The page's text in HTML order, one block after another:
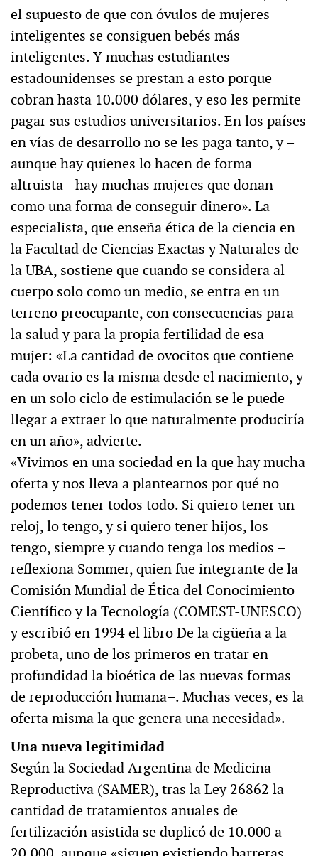
el supuesto de que con óvulos de mujeres
inteligentes se consiguen bebés más
inteligentes. Y muchas estudiantes
estadounidenses se prestan a esto porque
cobran hasta 10.000 dólares, y eso les permite
pagar sus estudios universitarios. En los países
en vías de desarrollo no se les paga tanto, y –
aunque hay quienes lo hacen de forma
altruista– hay muchas mujeres que donan
como una forma de conseguir dinero». La
especialista, que enseña ética de la ciencia en
la Facultad de Ciencias Exactas y Naturales de
la UBA, sostiene que cuando se considera al
cuerpo solo como un medio, se entra en un
terreno preocupante, con consecuencias para
la salud y para la propia fertilidad de esa
mujer: «La cantidad de ovocitos que contiene
cada ovario es la misma desde el nacimiento, y
en un solo ciclo de estimulación se le puede
llegar a extraer lo que naturalmente produciría
en un año», advierte.
«Vivimos en una sociedad en la que hay mucha
oferta y nos lleva a plantearnos por qué no
podemos tener todos todo. Si quiero tener un
reloj, lo tengo, y si quiero tener hijos, los
tengo, siempre y cuando tenga los medios –
reflexiona Sommer, quien fue integrante de la
Comisión Mundial de Ética del Conocimiento
Científico y la Tecnología (COMEST-UNESCO)
y escribió en 1994 el libro De la cigüeña a la
probeta, uno de los primeros en tratar en
profundidad la bioética de las nuevas formas
de reproducción humana–. Muchas veces, es la
oferta misma la que genera una necesidad».
Una nueva legitimidad
Según la Sociedad Argentina de Medicina
Reproductiva (SAMER), tras la Ley 26862 la
cantidad de tratamientos anuales de
fertilización asistida se duplicó de 10.000 a